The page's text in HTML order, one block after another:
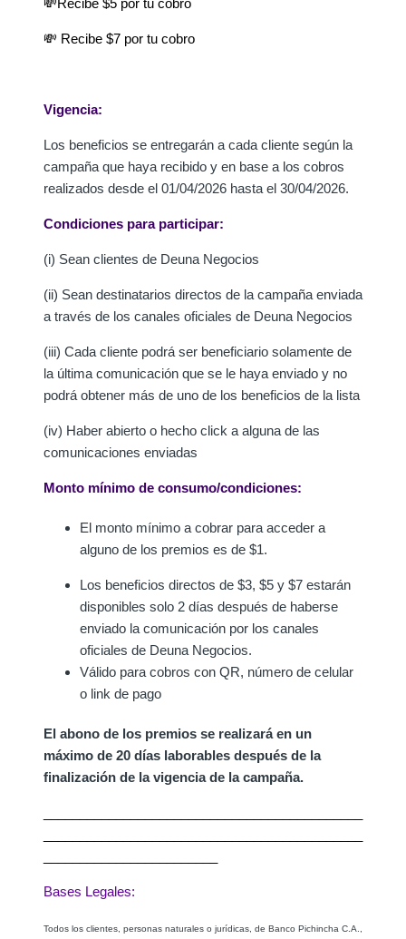
💸Recibe $5 por tu cobro
💸 Recibe $7 por tu cobro
Vigencia:
Los beneficios se entregarán a cada cliente según la
campaña que haya recibido y en base a los cobros
realizados desde el 01/04/2026 hasta el 30/04/2026.
Condiciones para participar:
(i) Sean clientes de Deuna Negocios
(ii) Sean destinatarios directos de la campaña enviada
a través de los canales oficiales de Deuna Negocios
(iii) Cada cliente podrá ser beneficiario solamente de
la última comunicación que se le haya enviado y no
podrá obtener más de uno de los beneficios de la lista
(iv) Haber abierto o hecho click a alguna de las
comunicaciones enviadas
Monto mínimo de consumo/condiciones:
El monto mínimo a cobrar para acceder a
alguno de los premios es de $1.
Los beneficios directos de $3, $5 y $7 estarán
disponibles solo 2 días después de haberse
enviado la comunicación por los canales
oficiales de Deuna Negocios.
Válido para cobros con QR, número de celular
o link de pago
El abono de los premios se realizará en un
máximo de 20 días laborables después de la
finalización de la vigencia de la campaña.
Bases Legales:
Todos los clientes, personas naturales o jurídicas, de Banco Pichincha C.A.,